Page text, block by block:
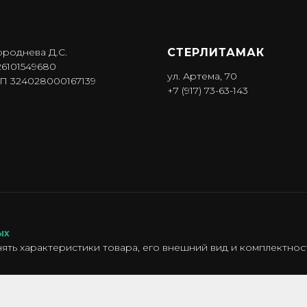
Д.С.
СТЕРЛИТАМАК
ул. Артема, 70
+7 (917) 73-63-143
характеристики товара, его внешний вид и